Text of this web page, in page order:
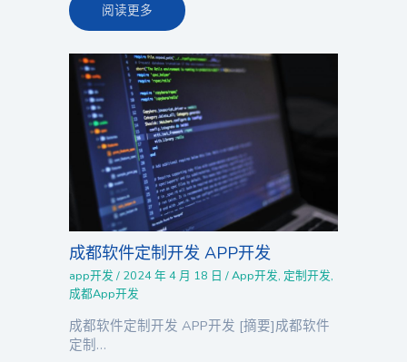
阅读更多
成都软件定制开发 APP开发
app开发 / 2024 年 4 月 18 日/App开发, 定制开发,
成都App开发
成都软件定制开发 APP开发 [摘要]成都软件
定制…